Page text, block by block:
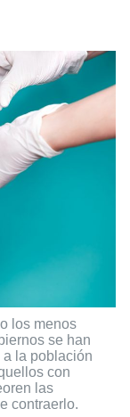
los menos
se han
con
las
contraerlo.